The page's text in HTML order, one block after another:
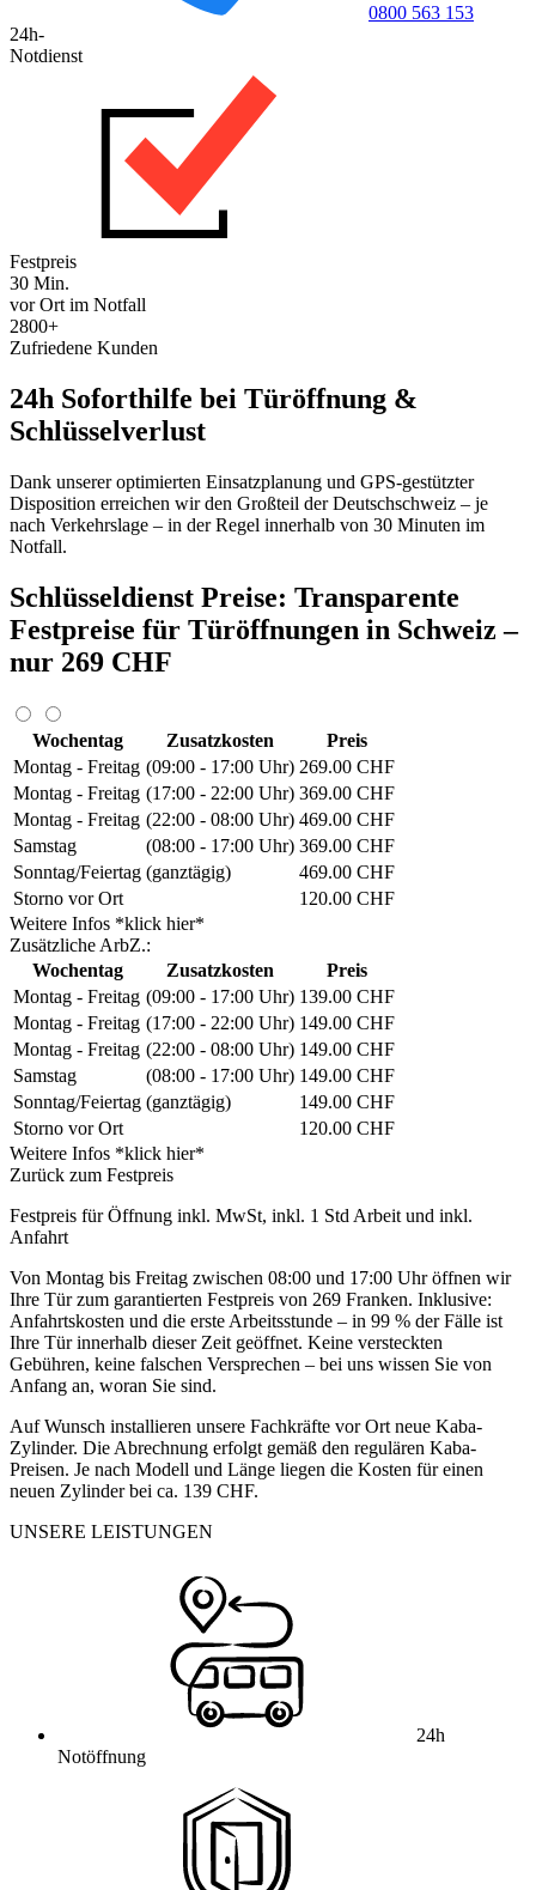
0800 563 153
24h-
Notdienst
Festpreis
30 Min.
vor Ort im Notfall
2800+
Zufriedene Kunden
24h Soforthilfe bei Türöffnung &
Schlüsselverlust
Dank unserer optimierten Einsatzplanung und GPS-gestützter
Disposition erreichen wir den Großteil der Deutschschweiz – je
nach Verkehrslage – in der Regel innerhalb von 30 Minuten im
Notfall.
Schlüsseldienst Preise: Transparente
Festpreise für Türöffnungen in Schweiz –
nur 269 CHF
Wochentag Zusatzkosten
Preis
Montag - Freitag (09:00 - 17:00 Uhr) 269.00 CHF
Montag - Freitag (17:00 - 22:00 Uhr) 369.00 CHF
Montag - Freitag (22:00 - 08:00 Uhr) 469.00 CHF
Samstag
(08:00 - 17:00 Uhr) 369.00 CHF
Sonntag/Feiertag (ganztägig)
469.00 CHF
Storno vor Ort
120.00 CHF
Weitere Infos *klick hier*
Zusätzliche ArbZ.:
Wochentag
Zusatzkosten
Preis
Montag - Freitag (09:00 - 17:00 Uhr) 139.00 CHF
Montag - Freitag (17:00 - 22:00 Uhr) 149.00 CHF
Montag - Freitag (22:00 - 08:00 Uhr) 149.00 CHF
Samstag
(08:00 - 17:00 Uhr) 149.00 CHF
Sonntag/Feiertag (ganztägig)
149.00 CHF
Storno vor Ort
120.00 CHF
Weitere Infos *klick hier*
Zurück zum Festpreis
Festpreis für Öffnung inkl. MwSt, inkl. 1 Std Arbeit und inkl.
Anfahrt
Von Montag bis Freitag zwischen 08:00 und 17:00 Uhr öffnen wir
Ihre Tür zum garantierten Festpreis von 269 Franken. Inklusive:
Anfahrtskosten und die erste Arbeitsstunde – in 99 % der Fälle ist
Ihre Tür innerhalb dieser Zeit geöffnet. Keine versteckten
Gebühren, keine falschen Versprechen – bei uns wissen Sie von
Anfang an, woran Sie sind.
Auf Wunsch installieren unsere Fachkräfte vor Ort neue Kaba-
Zylinder. Die Abrechnung erfolgt gemäß den regulären Kaba-
Preisen. Je nach Modell und Länge liegen die Kosten für einen
neuen Zylinder bei ca. 139 CHF.
UNSERE LEISTUNGEN
24h
Notöffnung